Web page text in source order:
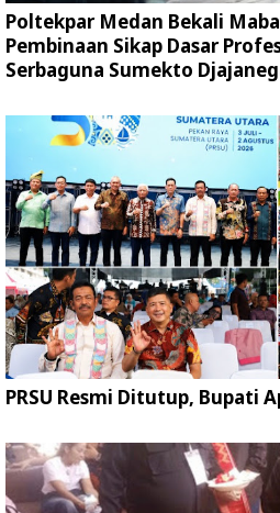
Poltekpar Medan Bekali
Pembinaan Sikap Dasar
Serbaguna Sumekto
PRSU Resmi Ditutup, Bupati